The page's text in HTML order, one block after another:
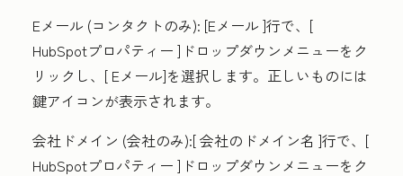
Eメール (コンタクトのみ): [Eメール ]行で、[
HubSpotプロパティー ]ドロップダウンメニューをク
リックし、[ Eメール]を選択します。正しいものには
鍵アイコンが表示されます。
会社ドメイン (会社のみ):[会社のドメイン名 ]行で、[
HubSpotプロパティー ]ドロップダウンメニューをク